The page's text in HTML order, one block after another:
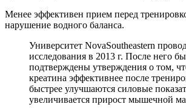
Менее эффективен прием перед
нарушение водного баланса.
Университет NovaSoutheastern
исследования в 2013 г. После него
подтверждены утверждения о том,
креатина эффективнее после
быстрее улучшаются силовые
увеличивается прирост мышечной